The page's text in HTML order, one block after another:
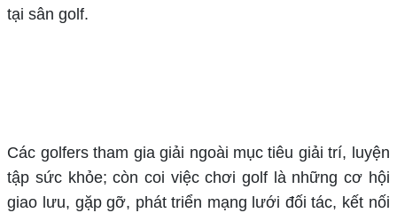
tại sân golf.
Các golfers tham gia giải ngoài mục tiêu giải trí, luyện
tập sức khỏe; còn coi việc chơi golf là những cơ hội
giao lưu, gặp gỡ, phát triển mạng lưới đối tác, kết nối